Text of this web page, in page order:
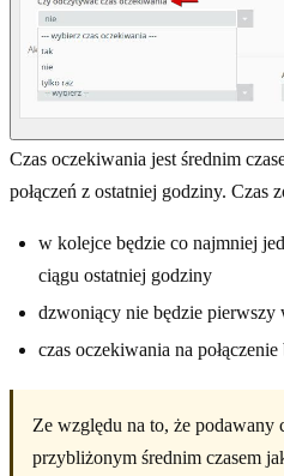
Czas oczekiwania jest średnim
połączeń z ostatniej godziny. Czas
w kolejce będzie co najmniej
ciągu ostatniej godziny
dzwoniący nie będzie pierwszy
czas oczekiwania na
Ze względu na to, że podawany
przybliżonym średnim czasem